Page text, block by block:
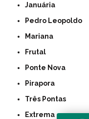
Januária
Pedro Leopoldo
Mariana
Frutal
Ponte Nova
Pirapora
Três Pontas
Extrema